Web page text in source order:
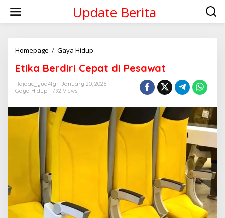
content
Update Berita
Homepage / Gaya Hidup
Cepat
di
Pesawat
Etika Berdiri Cepat di Pesawat
Rajaac_yua4fg
January 20, 2026
Gaya Hidup
792 Views